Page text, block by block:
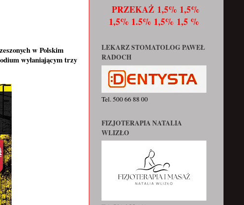
w Polskim
wyłaniającym trzy
PRZEKAŻ 1,5% 1,5%
1,5% 1.5% 1,5% 1,5 %
LEKARZ STOMATOLOG PAWEŁ
RADOCH
Tel. 500 66 88 00
FIZJOTERAPIA NATALIA
WLIZŁO